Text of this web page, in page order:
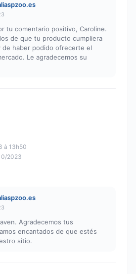
tu comentario positivo, Caroline.
de que tu producto cumpliera
de haber podido ofrecerte el
Le agradecemos su
à 13h50
2023
Agradecemos tus
encantados de que estés
sitio.